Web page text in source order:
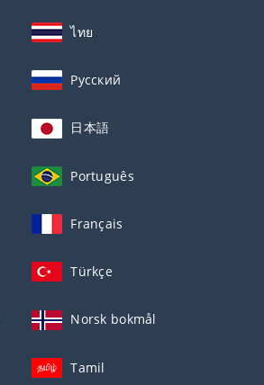
ไทย
Русский
日本語
Português
Français
Türkçe
Norsk bokmål
Tamil